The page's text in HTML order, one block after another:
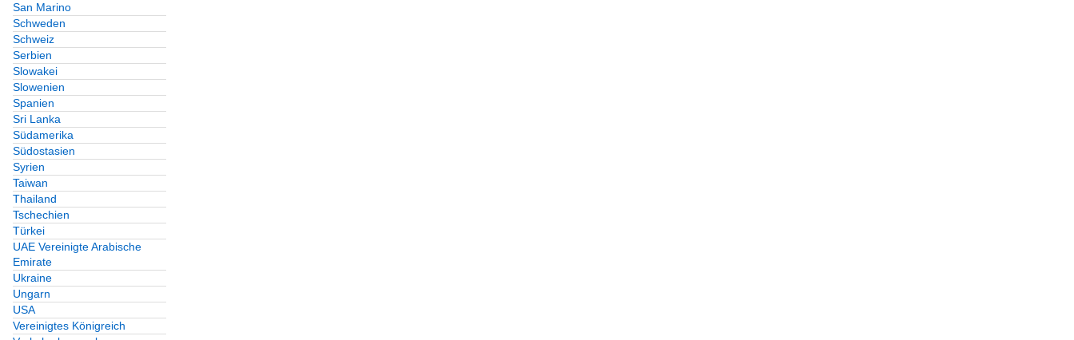
San Marino
Schweden
Schweiz
Serbien
Slowakei
Slowenien
Spanien
Sri Lanka
Südamerika
Südostasien
Syrien
Taiwan
Thailand
Tschechien
Türkei
UAE Vereinigte Arabische
Emirate
Ukraine
Ungarn
USA
Vereinigtes Königreich